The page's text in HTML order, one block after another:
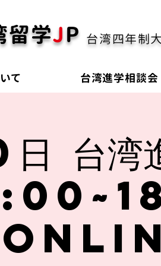
留学JP 台湾四年制
て 台湾進学相談会
台湾